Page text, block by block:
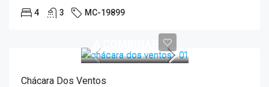
4 3 MC-19899
Chácara Dos Ventos